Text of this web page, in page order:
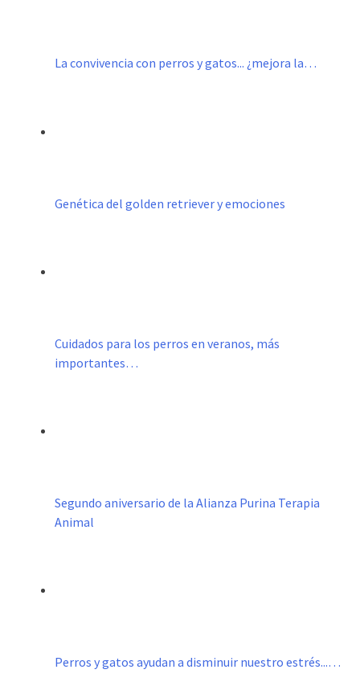
La convivencia con perros y gatos... ¿mejora la…
Genética del golden retriever y emociones
Cuidados para los perros en veranos, más
importantes…
Segundo aniversario de la Alianza Purina Terapia
Animal
Perros y gatos ayudan a disminuir nuestro estrés...…